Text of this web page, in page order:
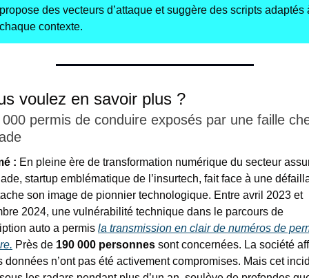
propose des vecteurs d’attaque et suggère des scripts adaptés
chaque contexte.
voulez en savoir plus ?
permis de conduire exposés par une faille
: En pleine ère de transformation numérique du secteur
startup emblématique de l’insurtech, fait face à une
son image de pionnier technologique. Entre avril 2023 et
2024, une vulnérabilité technique dans le parcours de
auto a permis la transmission en clair de numéros de
Près de 190 000 personnes sont concernées. La société
données n’ont pas été activement compromises. Mais cet